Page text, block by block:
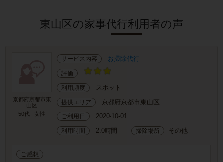
東山区の家事代行利用者の声
京都府京都市東
山区
50代
女性
サービス内容 お掃除代行
評価
利用頻度 スポット
提供エリア 京都府京都市東山区
ご利用日 2020-10-01
利用時間 2.0時間 掃除場所 その他
ご感想